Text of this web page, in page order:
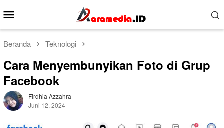
ke
kontenMobile
Beranda Teknologi
Cara Menyembunyikan Foto di Grup
Facebook
Firdhia Azzahra
Juni 12, 2024